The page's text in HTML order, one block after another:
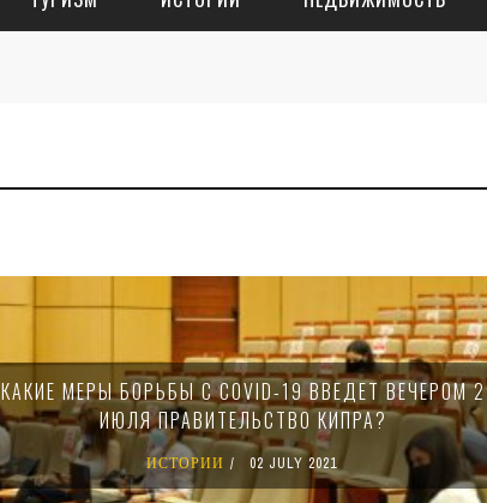
КАКИЕ МЕРЫ БОРЬБЫ С COVID-19 ВВЕДЕТ ВЕЧЕРОМ 2
ИЮЛЯ ПРАВИТЕЛЬСТВО КИПРА?
ИСТОРИИ 02 JULY 2021